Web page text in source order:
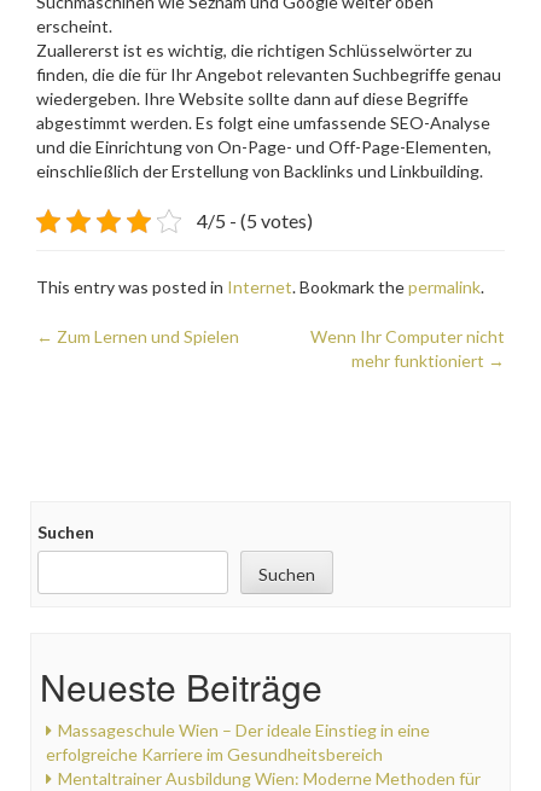
erscheint.
Zuallererst ist es wichtig, die richtigen Schlüsselwörter zu
finden, die die für Ihr Angebot relevanten Suchbegriffe genau
wiedergeben. Ihre Website sollte dann auf diese Begriffe
abgestimmt werden. Es folgt eine umfassende SEO-Analyse
und die Einrichtung von On-Page- und Off-Page-Elementen,
einschließlich der Erstellung von Backlinks und Linkbuilding.
4/5 - (5 votes)
This entry was posted in Internet. Bookmark thepermalink.
Post
← Zum Lernen und Spielen
Wenn Ihr Computer nicht
mehr funktioniert →
Suchen
Suchen
Neueste Beiträge
Massageschule Wien – Der ideale Einstieg in eine
erfolgreiche Karriere im Gesundheitsbereich
Mentaltrainer Ausbildung Wien: Moderne Methoden für